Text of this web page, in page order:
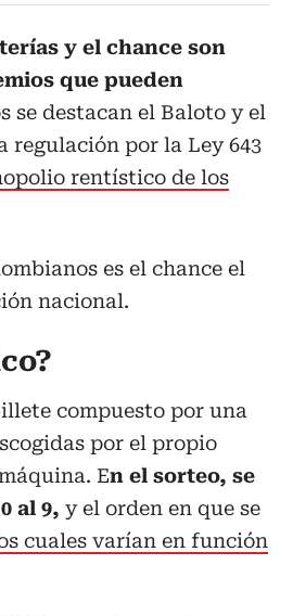
y el chance son
que pueden
se destacan el Baloto y el
regulación por la Ley 643
rentístico de los
es el chance el
nacional.
compuesto por una
por el propio
En el sorteo, se
al 9, y el orden en que se
cuales varían en función